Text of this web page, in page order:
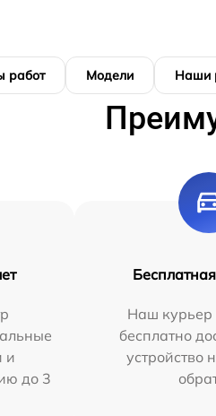
работ Модели Наши
и
до 3
Наш курьер
бесплатно
устройство